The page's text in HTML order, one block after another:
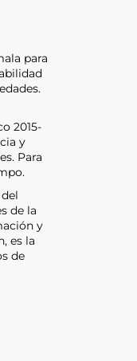
para
2015-
y
Para
de la
y
es la
de